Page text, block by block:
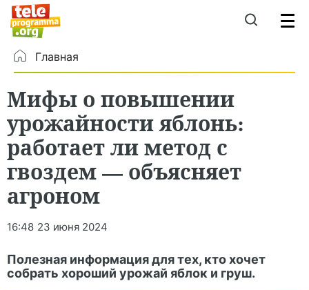
Главная
Мифы о повышении
урожайности яблонь:
работает ли метод с
гвоздем — объясняет
агроном
16:48 23 июня 2024
Полезная информация для тех, кто хочет
собрать хороший урожай яблок и груш.